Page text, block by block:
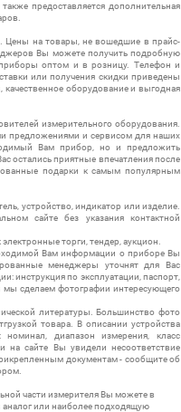
предоставляется дополнительная
Цены на товары, не вошедшие в прайс-
Вы можете получить подробную
оптом и в розницу. Телефон и
или получения скидки приведены
оборудование и выгодная
измерительного оборудования.
предложениями и сервисом для наших
Вам прибор, но и предложить
остались приятные впечатления после
подарки к самым популярным
устройство, индикатор или изделие.
сайте без указания контактной
торги, тендер, аукцион.
Вам информации о приборе Вы
менеджеры уточнят для Вас
инструкция по эксплуатации, паспорт,
сделаем фотографии интересующего
литературы. Большинство фото
товара. В описании устройства
номинал, диапазон измерения, класс
на сайте Вы увидели несоответствие
документам - сообщите об
части измерителя Вы можете в
или наиболее подходящую